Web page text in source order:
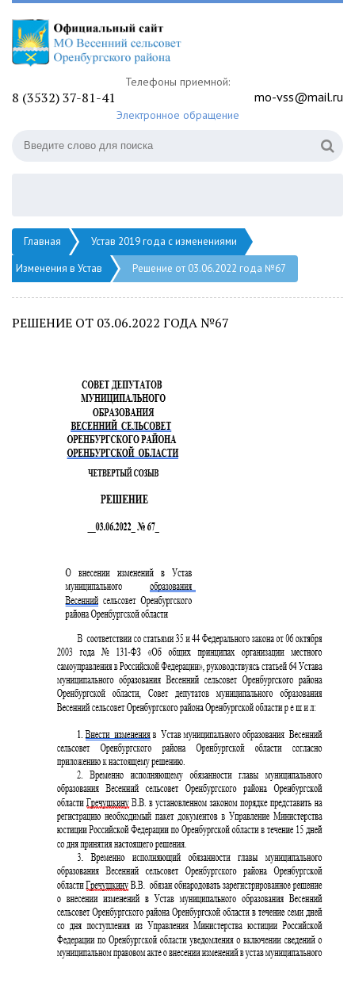
Телефоны приемной:
8 (3532) 37-81-41 mo-vss@mail.ru
Электронное обращение
Главная
Устав 2019 года с изменениями
Изменения в Устав
Решение от 03.06.2022 года №67
РЕШЕНИЕ ОТ 03.06.2022 ГОДА №67